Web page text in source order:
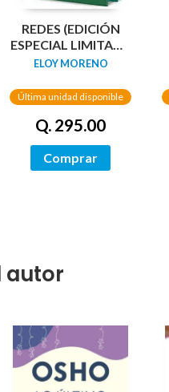
REDES (EDICIÓN
ESPECIAL LIMITADA
GUARDAS
NETWORKS
ELOY MORENO
Última unidad disponible
Q. 295.00
Comprar
autor